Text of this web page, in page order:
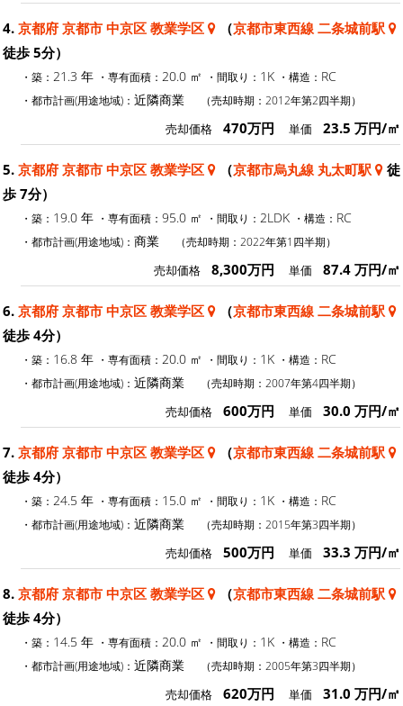
4. 京都府 京都市 中京区 教業学区 （京都市東西線 二条城前駅
徒歩 5分）
・築： 21.3 年 ・専有面積： 20.0 ㎡ ・間取り： 1K ・構造： RC
・都市計画(用途地域)： 近隣商業 （売却時期：2012年第2四半期）
売却価格 470万円 単価 23.5 万円/㎡
5. 京都府 京都市 中京区 教業学区 （京都市烏丸線 丸太町駅
徒
歩 7分）
・築： 19.0 年 ・専有面積： 95.0 ㎡ ・間取り： 2LDK ・構造： RC
・都市計画(用途地域)： 商業 （売却時期：2022年第1四半期）
売却価格 8,300万円 単価 87.4 万円/㎡
6. 京都府 京都市 中京区 教業学区 （京都市東西線 二条城前駅
徒歩 4分）
・築： 16.8 年 ・専有面積： 20.0 ㎡ ・間取り： 1K ・構造： RC
・都市計画(用途地域)： 近隣商業 （売却時期：2007年第4四半期）
売却価格 600万円 単価 30.0 万円/㎡
7. 京都府 京都市 中京区 教業学区 （京都市東西線 二条城前駅
徒歩 4分）
・築： 24.5 年 ・専有面積： 15.0 ㎡ ・間取り： 1K ・構造： RC
・都市計画(用途地域)： 近隣商業 （売却時期：2015年第3四半期）
売却価格 500万円 単価 33.3 万円/㎡
8. 京都府 京都市 中京区 教業学区 （京都市東西線 二条城前駅
徒歩 4分）
・築： 14.5 年 ・専有面積： 20.0 ㎡ ・間取り： 1K ・構造： RC
・都市計画(用途地域)： 近隣商業 （売却時期：2005年第3四半期）
売却価格 620万円 単価 31.0 万円/㎡